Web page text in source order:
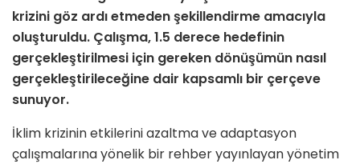
krizini göz ardı etmeden şekillendirme amacıyla
oluşturuldu. Çalışma, 1.5 derece hedefinin
gerçekleştirilmesi için gereken dönüşümün nasıl
gerçekleştirileceğine dair kapsamlı bir çerçeve
sunuyor.
İklim krizinin etkilerini azaltma ve adaptasyon
çalışmalarına yönelik bir rehber yayınlayan yönetim